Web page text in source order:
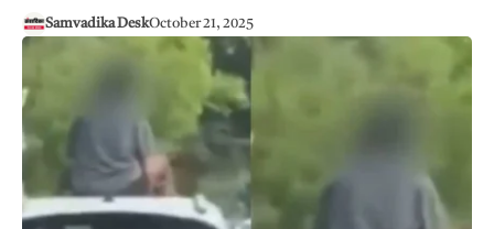
Samvadika DeskOctober 21, 2025